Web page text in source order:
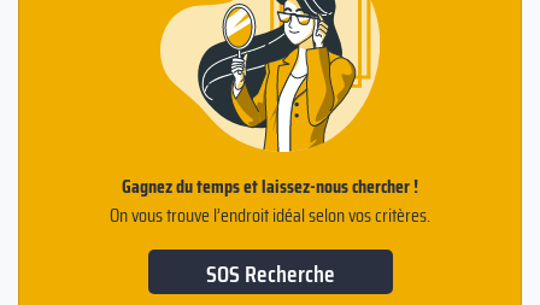
Gagnez du temps et laissez-nous chercher !
On vous trouve l’endroit idéal selon vos critères.
SOS Recherche